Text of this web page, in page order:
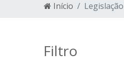
Início Legislação
Filtro